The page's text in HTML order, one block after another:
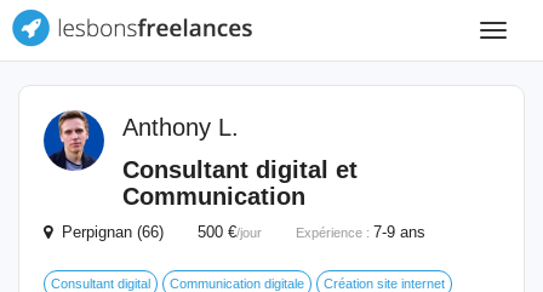
Toggle
Anthony L.
Consultant digital et
Communication
Perpignan (66) 500 €/jour Expérience : 7-9 ans
Consultant digital Communication digitale Création site internet